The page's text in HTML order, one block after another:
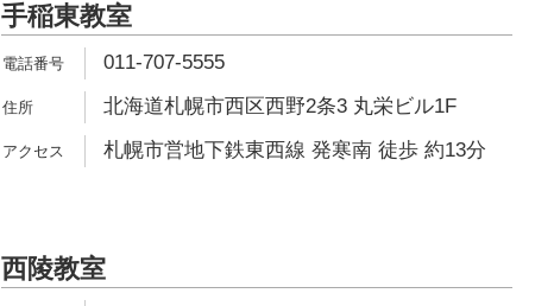
手稲東教室
011-707-5555
北海道札幌市西区西野2条3 丸栄ビル1F
札幌市営地下鉄東西線 発寒南 徒歩 約13分
西陵教室